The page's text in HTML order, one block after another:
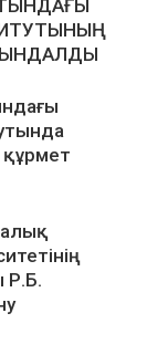
құрмет
Р.Б.